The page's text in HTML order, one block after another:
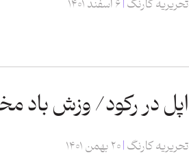
تحریریه کارنگ ۶ اسفند ۱۴۰۱
اپل در رکود/ وزش باد
تحریریه کارنگ ۲۰ بهمن ۱۴۰۱